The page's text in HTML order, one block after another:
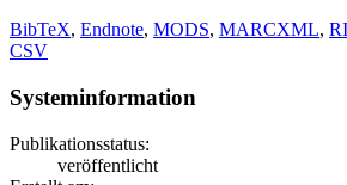
BibTeX, Endnote, MODS, MARCXML,
CSV
Systeminformation
Publikationsstatus:
veröffentlicht